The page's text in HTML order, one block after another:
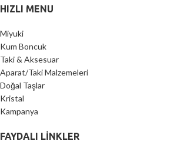
HIZLI MENU
Miyuki
Kum Boncuk
Taki & Aksesuar
Aparat/Taki Malzemeleri
Doğal Taşlar
Kristal
Kampanya
FAYDALI LİNKLER